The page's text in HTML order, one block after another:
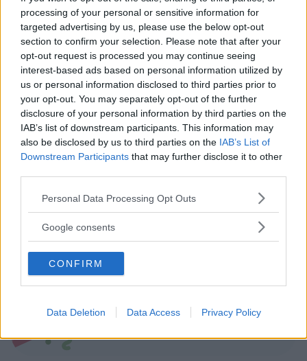
processing of your personal or sensitive information for
targeted advertising by us, please use the below opt-out
section to confirm your selection. Please note that after your
opt-out request is processed you may continue seeing
interest-based ads based on personal information utilized by
us or personal information disclosed to third parties prior to
your opt-out. You may separately opt-out of the further
disclosure of your personal information by third parties on the
IAB’s list of downstream participants. This information may
also be disclosed by us to third parties on the IAB’s List of
Downstream Participants that may further disclose it to other
Please note that this website/app uses one or more Google
not limited to your visit or usage behaviour. You may click to
use your data for below specified purposes in below Google
consent section.
Personal Data Processing Opt Outs
Google consents
CONFIRM
Data Deletion Data Access Privacy Policy
Corsi di Lingua per bambini
Laboratori creativi per bambini
Asili Nido
Feste